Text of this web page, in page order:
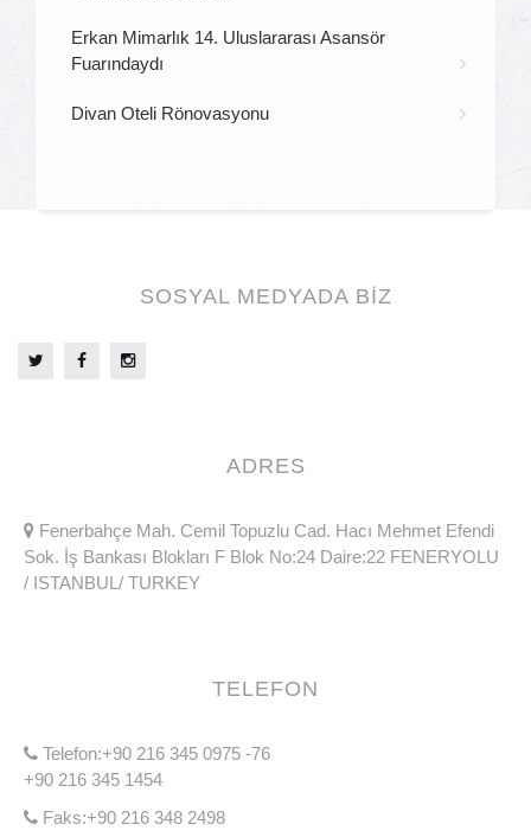
Erkan Mimarlık 14. Uluslararası Asansör
Fuarındaydı
Divan Oteli Rönovasyonu
SOSYAL MEDYADA BİZ
ADRES
Fenerbahçe Mah. Cemil Topuzlu Cad. Hacı Mehmet Efendi
Sok. İş Bankası Blokları F Blok No:24 Daire:22 FENERYOLU
/ ISTANBUL/ TURKEY
TELEFON
Telefon:+90 216 345 0975 -76
+90 216 345 1454
Faks:+90 216 348 2498